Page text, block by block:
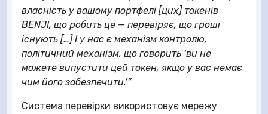
власність у вашому портфелі [цих] токенів
BENJI, що робить це — перевіряє, що гроші
існують […] І у нас є механізм контролю,
політичний механізм, що говорить ‘ви не
можете випустити цей токен, якщо у вас немає
чим його забезпечити.’”
Система перевірки використовує мережу